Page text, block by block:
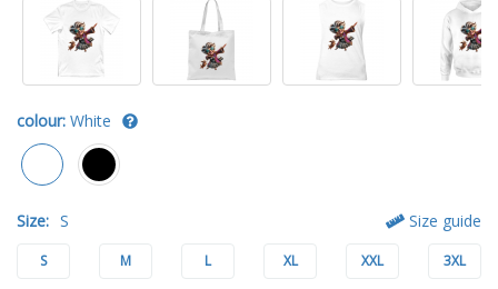
colour: White
Size: S Size guide
S M L XL XXL 3XL